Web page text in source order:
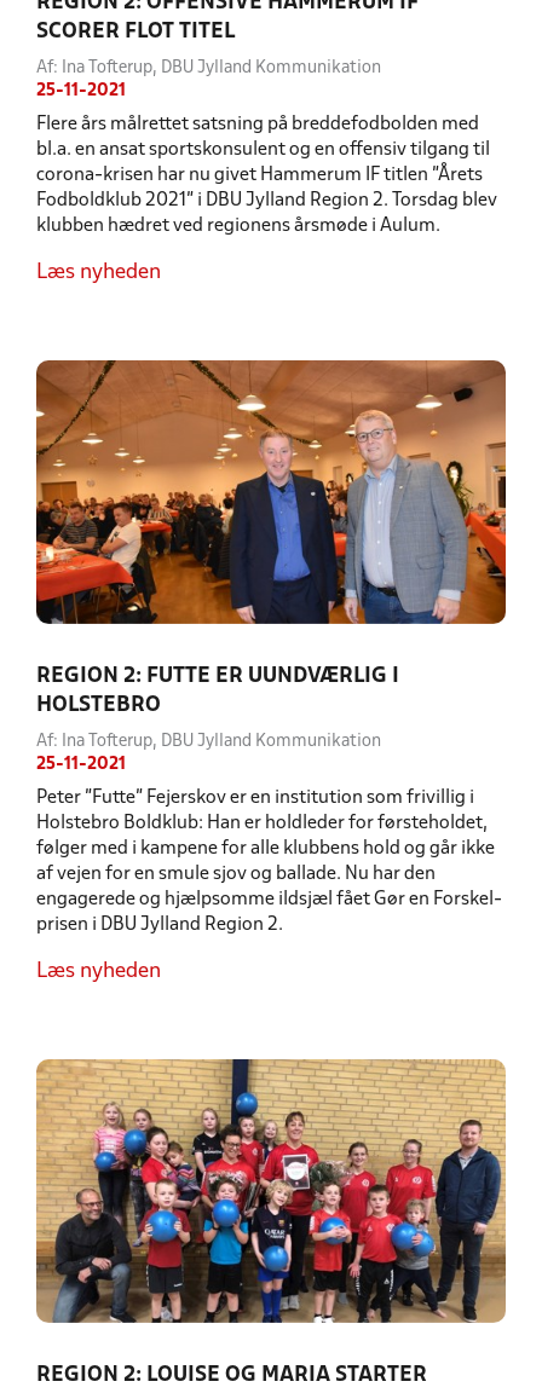
SCORER FLOT TITEL
Af: Ina Tofterup, DBU Jylland Kommunikation
25-11-2021
Flere års målrettet satsning på breddefodbolden med
bl.a. en ansat sportskonsulent og en offensiv tilgang til
corona-krisen har nu givet Hammerum IF titlen "Årets
Fodboldklub 2021" i DBU Jylland Region 2. Torsdag blev
klubben hædret ved regionens årsmøde i Aulum.
Læs nyheden
REGION 2: FUTTE ER UUNDVÆRLIG I
HOLSTEBRO
Af: Ina Tofterup, DBU Jylland Kommunikation
25-11-2021
Peter "Futte" Fejerskov er en institution som frivillig i
Holstebro Boldklub: Han er holdleder for førsteholdet,
følger med i kampene for alle klubbens hold og går ikke
af vejen for en smule sjov og ballade. Nu har den
engagerede og hjælpsomme ildsjæl fået Gør en Forskel-
prisen i DBU Jylland Region 2.
Læs nyheden
REGION 2: LOUISE OG MARIA STARTER